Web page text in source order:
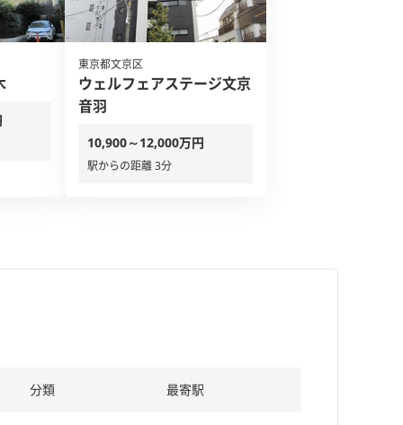
東京都文京区
ウェルフェアステージ文京
音羽
10,900～12,000万円
駅からの距離 3分
分類 最寄駅